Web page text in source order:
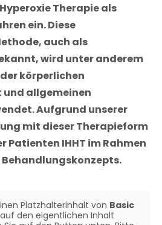
Therapie als
ein. Diese
auch als
wird unter anderem
körperlichen
allgemeinen
Aufgrund unserer
mit dieser Therapieform
Patienten IHHT im Rahmen
Platzhalterinhalt von Basic
den eigentlichen Inhalt